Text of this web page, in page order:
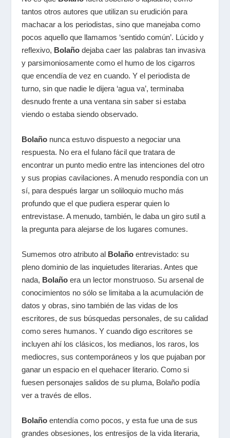
tantos otros autores que utilizan su erudición para
machacar a los periodistas, sino que manejaba como
pocos aquello que llamamos ‘sentido común’. Lúcido y
reflexivo, Bolaño dejaba caer las palabras tan invasiva
y parsimoniosamente como el humo de los cigarros
que encendía de vez en cuando. Y el periodista de
turno, sin que nadie le dijera ‘agua va’, terminaba
desnudo frente a una ventana sin saber si estaba
viendo o estaba siendo observado.
Bolaño nunca estuvo dispuesto a negociar una
respuesta. No era el fulano fácil que tratara de
encontrar un punto medio entre las intenciones del otro
y sus propias cavilaciones. A menudo respondía con un
sí, para después largar un soliloquio mucho más
profundo que el que pudiera esperar quien lo
entrevistase. A menudo, también, le daba un giro sutil a
la pregunta para alejarse de los lugares comunes.
Sumemos otro atributo al Bolaño entrevistado: su
pleno dominio de las inquietudes literarias. Antes que
nada, Bolaño era un lector monstruoso. Su arsenal de
conocimientos no sólo se limitaba a la acumulación de
datos y obras, sino también de las vidas de los
escritores, de sus búsquedas personales, de su calidad
como seres humanos. Y cuando digo escritores se
incluyen ahí los clásicos, los medianos, los raros, los
mediocres, sus contemporáneos y los que pujaban por
ganar un espacio en el quehacer literario. Como si
fuesen personajes salidos de su pluma, Bolaño podía
ver a través de ellos.
Bolaño entendía como pocos, y esta fue una de sus
grandes obsesiones, los entresijos de la vida literaria,